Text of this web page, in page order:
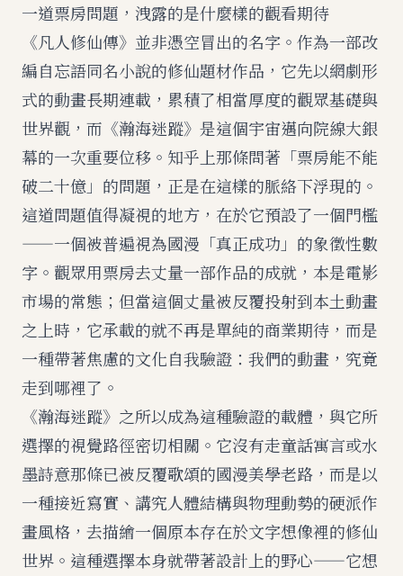
一道票房問題，洩露的是什麼樣的觀看期待
《凡人修仙傳》並非憑空冒出的名字。作為一部改
編自忘語同名小說的修仙題材作品，它先以網劇形
式的動畫長期連載，累積了相當厚度的觀眾基礎與
世界觀，而《瀚海迷蹤》是這個宇宙邁向院線大銀
幕的一次重要位移。知乎上那條問著「票房能不能
破二十億」的問題，正是在這樣的脈絡下浮現的。
這道問題值得凝視的地方，在於它預設了一個門檻
——一個被普遍視為國漫「真正成功」的象徵性數
字。觀眾用票房去丈量一部作品的成就，本是電影
市場的常態；但當這個丈量被反覆投射到本土動畫
之上時，它承載的就不再是單純的商業期待，而是
一種帶著焦慮的文化自我驗證：我們的動畫，究竟
走到哪裡了。
《瀚海迷蹤》之所以成為這種驗證的載體，與它所
選擇的視覺路徑密切相關。它沒有走童話寓言或水
墨詩意那條已被反覆歌頌的國漫美學老路，而是以
一種接近寫實、講究人體結構與物理動勢的硬派作
畫風格，去描繪一個原本存在於文字想像裡的修仙
世界。這種選擇本身就帶著設計上的野心——它想